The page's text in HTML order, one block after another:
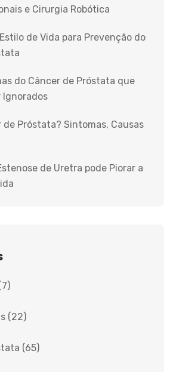
e Cirurgia Robótica
de Vida para Prevenção do
do Câncer de Próstata que
Ignorados
de Próstata? Sintomas, Causas
de Uretra pode Piorar a
(22)
(65)